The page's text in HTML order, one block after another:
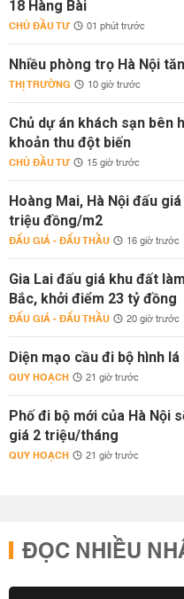
18 Hàng Bài
CHỦ ĐẦU TƯ 01 phút trước
Nhiều phòng trọ Hà Nội
THỊ TRƯỜNG 10 giờ trước
Chủ dự án khách sạn bên
khoản thu đột biến
CHỦ ĐẦU TƯ 15 giờ trước
Hoàng Mai, Hà Nội đấu
triệu đồng/m2
ĐẤU GIÁ - ĐẤU THẦU 16 giờ trước
Gia Lai đấu giá khu đất
Bắc, khởi điểm 23 tỷ đồng
ĐẤU GIÁ - ĐẤU THẦU 20 giờ trước
Diện mạo cầu đi bộ hình
QUY HOẠCH 21 giờ trước
Phố đi bộ mới của Hà Nội
giá 2 triệu/tháng
QUY HOẠCH 21 giờ trước
ĐỌC NHIỀU